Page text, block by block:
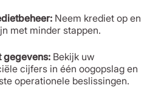
Neem krediet op en
met minder stappen.
gegevens: Bekijk uw
cijfers in één oogopslag en
operationele beslissingen.